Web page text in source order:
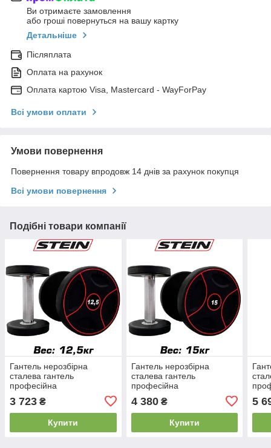
Ви отримаєте замовлення
або гроші повернуться на вашу картку
Детальніше
Післяплата
Оплата на рахунок
Оплата картою Visa, Mastercard - WayForPay
Всі умови оплати
Умови повернення
Повернення товару впродовж 14 днів за рахунок покупця
Всі умови повернення
Подібні товари компанії
Гантель нерозбірна
сталева гантель
професійна
хромованою ручкою Stein
12,5 кг.
3 723 ₴
Купити
Гантель нерозбірна
сталева гантель
професійна
хромованою ручкою Stein
15 кг.
4 380₴
Купити
20
5